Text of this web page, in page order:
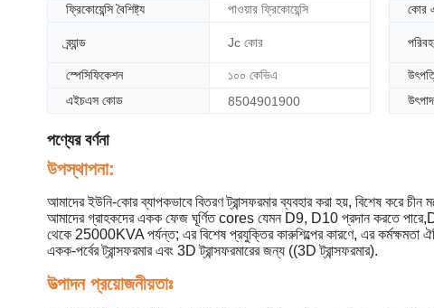
ফ্রিকোয়েন্সি বৈশিষ্ট্য
পাওয়ার ফ্রিকোয়েন্সি কোর
ব্র্যান্ড Jc কোর
স্পেসিফিকেশন
১০০ কেভিএ
এইচএস কোড
8504901900
পণ্যের বর্ণনা
উপস্থাপনা:
আমাদের ইউনি-কোর ব্যাপকভাবে বিতরণ ট্রান্সফরমার ব্যবহার করা হয়, বিশেষ করে
আমাদের গ্রাহকদের একক ফেজ ঘূর্ণিত cores যেমন D9, D10 প্রদান করতে
থেকে 25000KVA পর্যন্ত; এর বিশেষ প্রযুক্তির কারুশিল্পের কারণে, এর কর্মক্ষমতা
একক-পর্বের ট্রান্সফরমার এবং 3D ট্রান্সফরমারের জন্য ((3D ট্রান্সফরমার).
উত্পাদন প্রয়োজনীয়তাঃ